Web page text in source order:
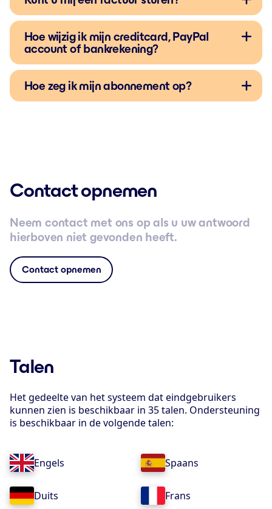
Hoe wijzig ik mijn creditcard, PayPal
account of bankrekening?
Hoe zeg ik mijn abonnement op?
Contact opnemen
Neem contact met ons op als u uw antwoord
hierboven niet gevonden heeft.
Contact opnemen
Talen
Het gedeelte van het systeem dat eindgebruikers
kunnen zien is beschikbaar in 35 talen. Ondersteuning
is beschikbaar in de volgende talen:
Engels Spaans
Duits Frans